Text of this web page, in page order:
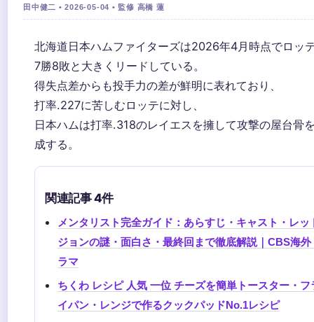
田中健二 • 2026-05-04 • 監修 高橋 蓮
北海道日本ハムファイターズは2026年4月時点でロッ
7勝8敗と大きくリードしている。
得失点差からも投手力の差が鮮明に表れており、
打率.227に苦しむロッテに対し、
日本ハムは打率.318のレイエスを擁して攻撃の屋台骨
成する。
関連記事 4件
メンタリスト完全ガイド：あらすじ・キャスト・レッ
ジョンの謎・面白さ・最終回まで徹底解説｜CBS海外
ラマ
ちくわ レシピ 人気 一位 チーズを簡単トースター・フ
イパン・レンジで作るクックパッドNo.1レシピ